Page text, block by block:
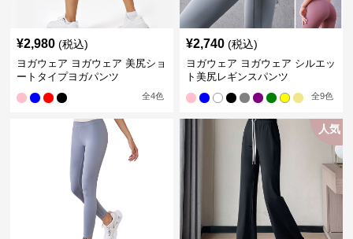
¥2,980 (税込)
ヨガウェア ヨガウェア 美尻ショ
ートタイプヨガパンツ
全4色
¥2,740 (税込)
ヨガウェア ヨガウェア シルエッ
ト美尻レギンスパンツ
全9色
人気